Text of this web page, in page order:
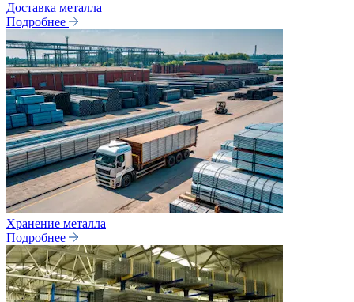
Доставка металла
Подробнее
Хранение металла
Подробнее